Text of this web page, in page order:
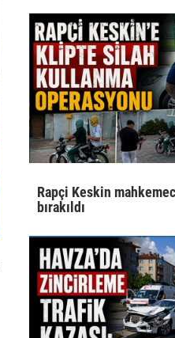
Rapçi Keskin
bırakıldı